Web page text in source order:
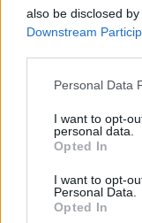
also be disclosed
Downstream
Personal Data
I want to opt-
personal data.
Opted In
I want to opt-
Personal Data.
Opted In
sąlygos
gyvenimą.
svarbiausia –
santūrią
atsargus,
kasdienybę ir